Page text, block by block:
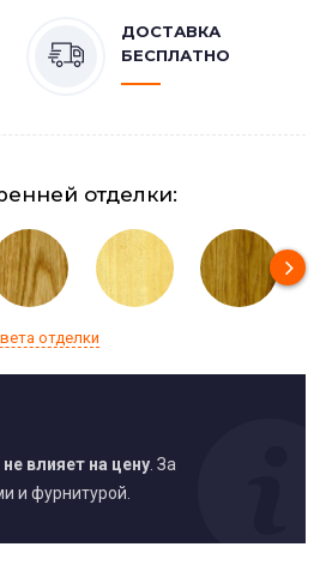
ДОСТАВКА
БЕСПЛАТНО
отделки:
отделки
не влияет на цену . За
и фурнитурой.